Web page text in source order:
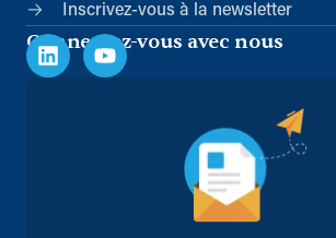
Inscrivez-vous à la newsletter
Connectez-vous avec nous